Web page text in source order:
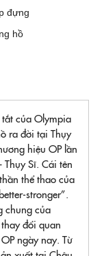
đựng
hồ
của Olympia
ra đời tại Thụy
hiệu OP lần
Sĩ. Cái tên
thể thao của
stronger”.
chung của
đổi quan
ngày nay. Từ